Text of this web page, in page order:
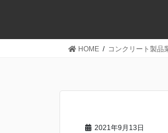
ッ
移
HOME コンクリート製品
2021年9月13日